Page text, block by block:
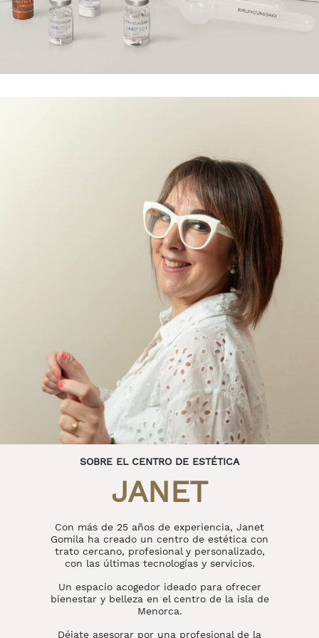
SOBRE EL CENTRO DE ESTÉTICA
JANET
Con más de 25 años de experiencia, Janet
Gomila ha creado un centro de estética con
trato cercano, profesional y personalizado,
con las últimas tecnologías y servicios.
Un espacio acogedor ideado para ofrecer
bienestar y belleza en el centro de la isla de
Menorca.
Déjate asesorar por una profesional de la